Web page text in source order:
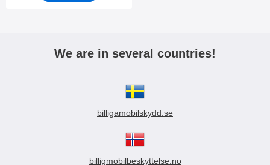
We are in several countries!
billigamobilskydd.se
billigmobilbeskyttelse.no